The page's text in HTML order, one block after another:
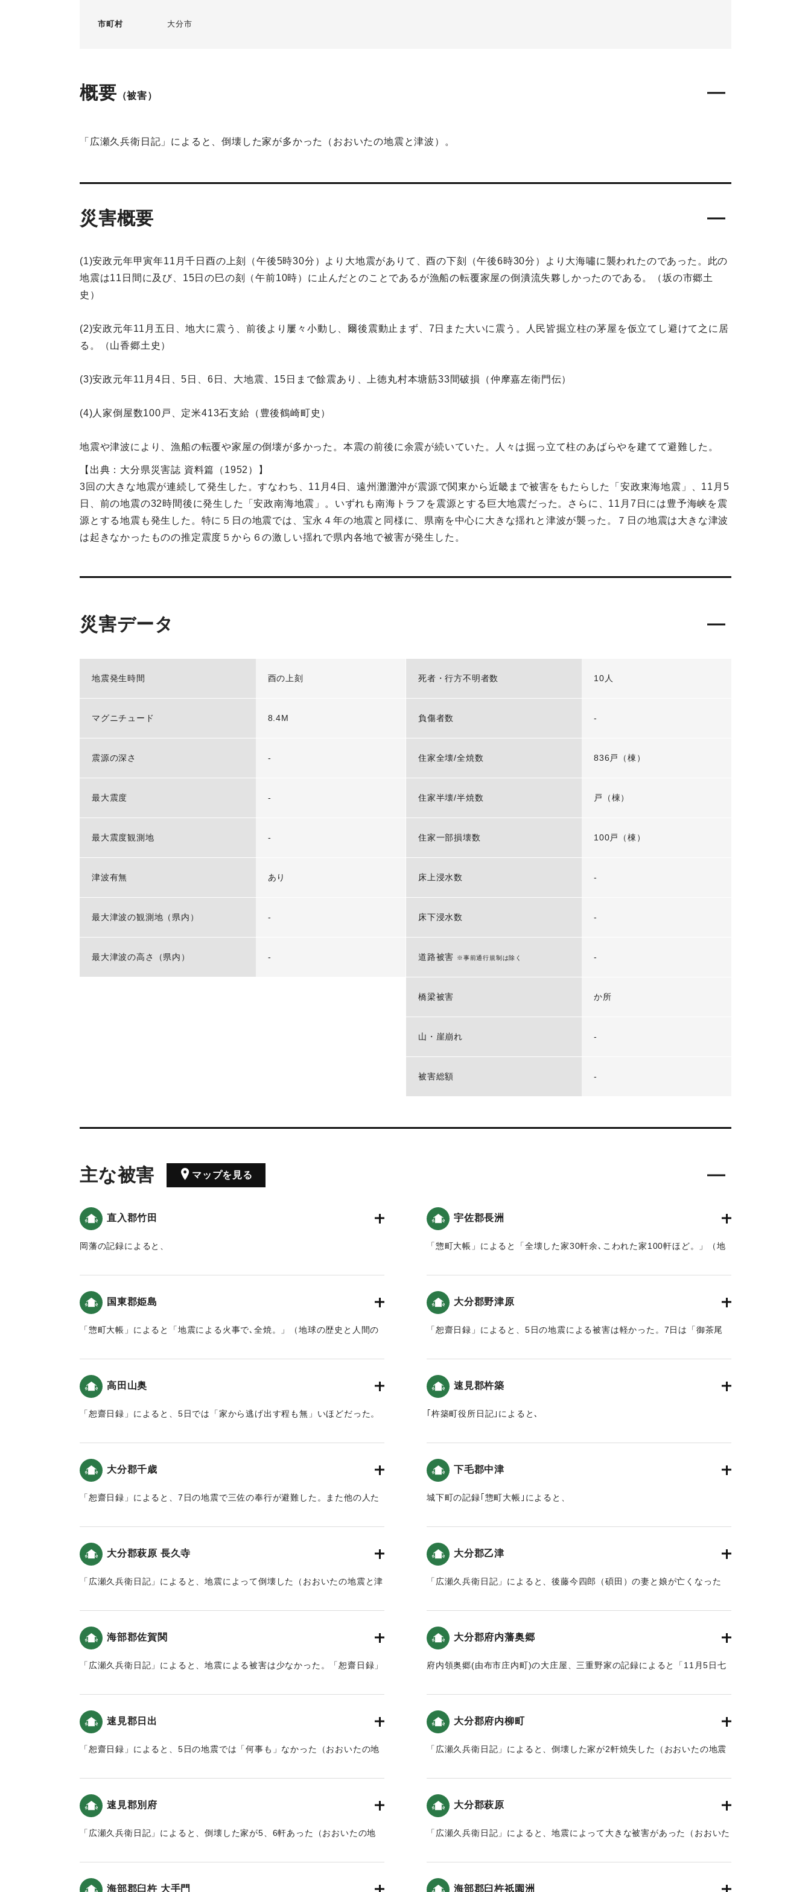
市町村 大分市
概要 （被害）
「広瀬久兵衛日記」によると、倒壊した家が多かった（おおいたの地震と津波）。
災害概要
(1)安政元年甲寅年11月千日酉の上刻（午後5時30分）より大地震がありて、酉の下刻（午後6時30分）より大海嘯に襲われたのであった。此の
地震は11日間に及び、15日の巳の刻（午前10時）に止んだとのことであるが漁船の転覆家屋の倒潰流失夥しかったのである。（坂の市郷土
史）
(2)安政元年11月五日、地大に震う、前後より屢々小動し、爾後震動止まず、7日また大いに震う。人民皆掘立柱の茅屋を仮立てし避けて之に居
る。（山香郷土史）
(3)安政元年11月4日、5日、6日、大地震、15日まで餘震あり、上徳丸村本塘筋33間破損（仲摩嘉左衛門伝）
(4)人家倒屋数100戸、定米413石支給（豊後鶴崎町史）
地震や津波により、漁船の転覆や家屋の倒壊が多かった。本震の前後に余震が続いていた。人々は掘っ立て柱のあばらやを建てて避難した。
【出典：大分県災害誌 資料篇（1952）】
3回の大きな地震が連続して発生した。すなわち、11月4日、遠州灘灘沖が震源で関東から近畿まで被害をもたらした「安政東海地震」、11月5
日、前の地震の32時間後に発生した「安政南海地震」。いずれも南海トラフを震源とする巨大地震だった。さらに、11月7日には豊予海峡を震
源とする地震も発生した。特に５日の地震では、宝永４年の地震と同様に、県南を中心に大きな揺れと津波が襲った。７日の地震は大きな津波
は起きなかったものの推定震度５から６の激しい揺れで県内各地で被害が発生した。
災害データ
地震発生時間 酉の上刻
マグニチュード 8.4M
震源の深さ -
最大震度 -
最大震度観測地 -
津波有無 あり
最大津波の観測地（県内） -
最大津波の高さ（県内） -
死者・行方不明者数 10人
負傷者数 -
住家全壊/全焼数 836戸（棟）
住家半壊/半焼数 戸（棟）
住家一部損壊数 100戸（棟）
床上浸水数 -
床下浸水数 -
道路被害 ※事前通行規制は除く -
橋梁被害 か所
山・崖崩れ -
被害総額 -
主な被害 マップを見る
直入郡竹田
岡藩の記録によると、
「「申ノ下刻」に大地震。お過剰では本丸で地割れが生じた。「鐘丸様」・
「於芳様」は庭へ避難した。」7日「「辰ノ下刻」の再び大地震が起きた。
本丸の番所などが倒れ、石垣も数か所で崩れた。「御西郭」では地割れが生
（地球の歴史と人間の記録 おおいたと「南海地震」）。
宇佐郡長洲
「惣町大帳」によると「全壊した家30軒余､こわれた家100軒ほど。」（地
国東郡姫島
「惣町大帳」によると「地震による火事で､全焼。」（地球の歴史と人間の
大分郡野津原
「恕齋日録」によると、5日の地震による被害は軽かった。7日は「御茶尾
高田山奥
「恕齋日録」によると、5日では「家から逃げ出す程も無」いほどだった。
速見郡杵築
｢杵築町役所日記｣によると､
損し､町中混乱しました｡六軒町(杵築城の南)辺りに｢高張｣を立て夜回りにあ
たりました。」7日「四ツ時分､大地震にて六軒町･魚町他大破しました｡船
に乗り込んだり､大手に逃れたりして､有り合わせの竹木で仮小屋を建てまし
「５日より､井戸水が1・2尺減った井戸､水が枯れた井戸もありました。」
く倒壊しました。特に六軒町など海沿いの川が被害が大きかったようです。
津波に関しては、杵築に大きな波は押し寄せていませんが、何度も海面が激
しく満ち引きを繰り返し、海沿いの人々は恐怖におののき逃げ惑いまし
大分郡千歳
「恕齋日録」によると、7日の地震で三佐の奉行が避難した。また他の人た
下毛郡中津
城下町の記録｢惣町大帳｣によると、
地震、七ツ半時(16時頃)に大地震がおこり､30分程ゆれました｡紺屋の藍瓶
があふれましたが､潰れた家はありませんでした｡その夜から何度か揺れまし
た。」7日「五ツ半時(9時頃)にまた強くゆれました。」「※その後、9日ま
んでした。」（地球の歴史と人間の記録 おおいたと「南海地震」）
大分郡萩原 長久寺
「広瀬久兵衛日記」によると、地震によって倒壊した（おおいたの地震と津
大分郡乙津
「広瀬久兵衛日記」によると、後藤今四郎（碩田）の妻と娘が亡くなった
海部郡佐賀関
「広瀬久兵衛日記」によると、地震による被害は少なかった。「恕齋日録」
軽かった（おおいたの地震と津波）。
｜固有コード:00199027
大分郡府内藩奥郷
府内領奥郷(由布市庄内町)の大庄屋、三重野家の記録によると「11月5日七
り､また人々が離散しないように世話をすることが命じられました｡また､郷
民達は､他の仕事を中断してでも縄をつくるよう命じられました。（地球の
歴史と人間の記録 おおいたと「南海地震」）
｜固有コード:00199028
速見郡日出
「恕齋日録」によると、5日の地震では「何事も」なかった（おおいたの地
大分郡府内柳町
「広瀬久兵衛日記」によると、倒壊した家が2軒焼失した（おおいたの地震
速見郡別府
「広瀬久兵衛日記」によると、倒壊した家が5、6軒あった（おおいたの地
大分郡萩原
「広瀬久兵衛日記」によると、地震によって大きな被害があった（おおいた
海部郡臼杵 大手門 海部郡臼杵祇園洲